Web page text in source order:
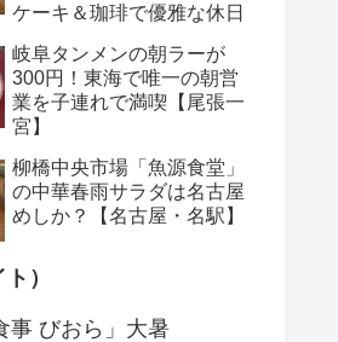
ケーキ＆珈琲で優雅な休日
岐阜タンメンの朝ラーが
300円！東海で唯一の朝営
業を子連れで満喫【尾張一
宮】
柳橋中央市場「魚源食堂」
の中華春雨サラダは名古屋
めしか？【名古屋・名駅】
）
事 びおら」大暑